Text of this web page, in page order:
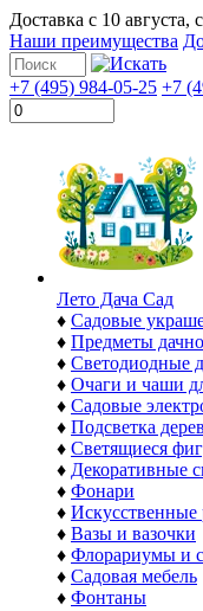
Доставка с 10 августа,
Наши преимущества
+7 (495) 984-05-25 +7
Лето Дача Сад
♦ Садовые
♦ Предметы
♦ Светодиодные
♦ Очаги и чаши
♦ Садовые
♦ Подсветка
♦ Светящиеся
♦ Декоративные
♦ Фонари
♦ Искусственные
♦ Вазы и вазочки
♦ Флорариумы и
♦ Садовая мебель
♦ Фонтаны